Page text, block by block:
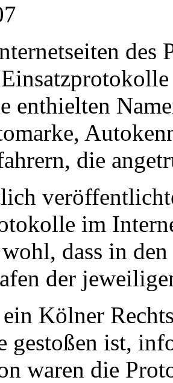
des
enthielten
die
im
dass in
der
Kölner
gestoßen ist,
waren die